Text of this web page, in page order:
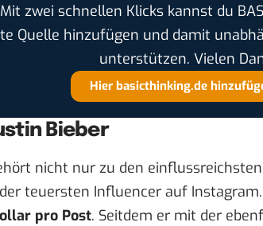
zwei schnellen Klicks kannst du
Quelle hinzufügen und damit
unterstützen. Vielen
Hier basicthinking.de
Bieber
nicht nur zu den
teuersten Influencer auf
pro Post. Seitdem er mit der